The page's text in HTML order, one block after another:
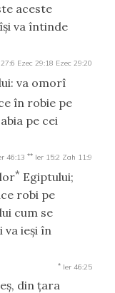
aceste
va întinde
Ezec 29:18 Ezec 29:20
va omorî
în robie pe
pe cei
46:13 ** Ier 15:2 Zah 11:9
* Egiptului;
robi pe
cum se
va ieşi în
* Ier 46:25
din ţara